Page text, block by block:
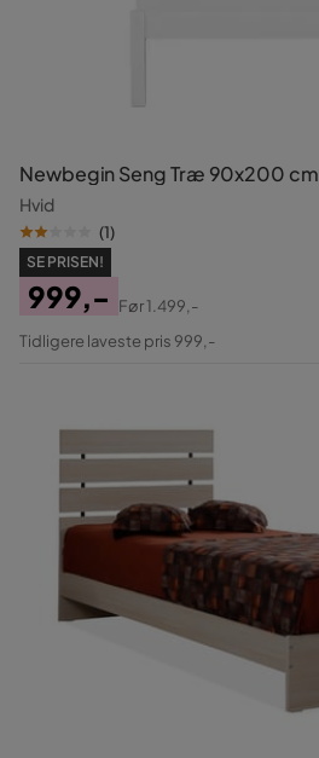
Newbegin Seng Træ 90x200 cm
Hvid
(1)
SE PRISEN!
Pris
999,-
Original
Før1.499,-
Tidligere laveste pris 999,-